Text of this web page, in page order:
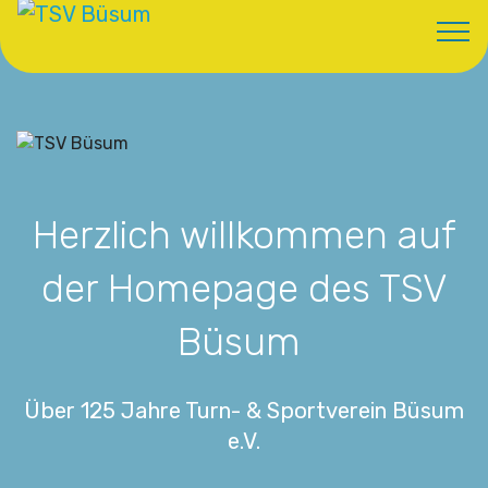
Herzlich willkommen auf
der Homepage des TSV
Büsum
Über 125 Jahre Turn- & Sportverein Büsum
e.V.